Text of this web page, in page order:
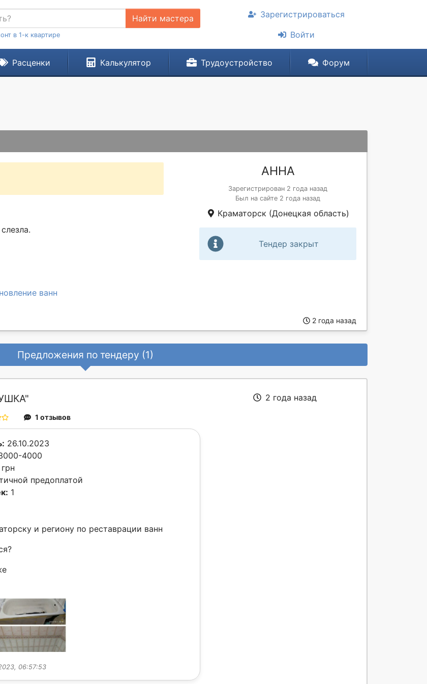
Найти мастера
в 1-к квартире
Зарегистрироваться
Войти
Расценки Калькулятор Трудоустройство Форум
ванн
АННА
Зарегистрирован 2 года назад
Был на сайте 2 года назад
Краматорск (Донецкая область)
Тендер закрыт
2 года назад
Предложения по тендеру (1)
1 отзывов
26.10.2023
4000
предоплатой
1
и региону по реставрации ванн
06:57:53
2 года назад